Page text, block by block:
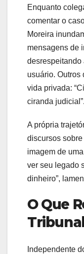
Enquanto
comentar o
Moreira
mensagens de
desrespeitando
usuário. Outros
vida privada:
ciranda judicial”.
A própria
discursos
imagem de
ver seu legado
dinheiro”,
O Que
Tribunal
Independente